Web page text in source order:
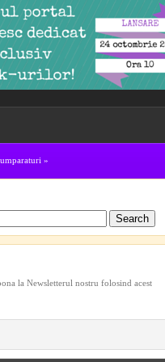
»
la Newsletterul nostru folosind acest